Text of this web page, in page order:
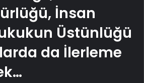
İnsan
Üstünlüğü
da İlerleme